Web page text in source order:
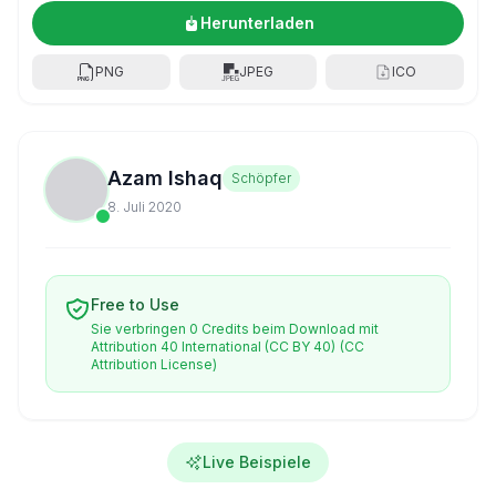
Herunterladen
PNG JPEG ICO
Azam Ishaq
Schöpfer
8. Juli 2020
Free to Use
Sie verbringen 0 Credits beim Download mit
Attribution 40 International (CC BY 40) (CC
Attribution License)
Live Beispiele